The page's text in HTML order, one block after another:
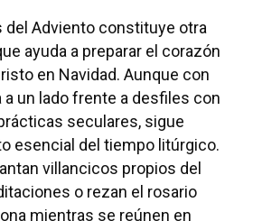
del Adviento constituye otra
ayuda a preparar el corazón
en Navidad. Aunque con
un lado frente a desfiles con
seculares, sigue
esencial del tiempo litúrgico.
villancicos propios del
o rezan el rosario
mientras se reúnen en